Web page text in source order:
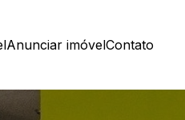
Anunciar imóvelContato